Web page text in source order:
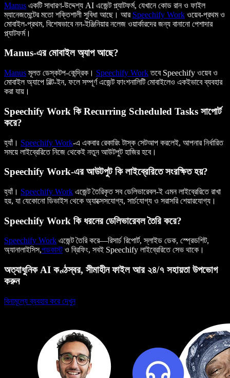
Manus একটি সাধারণ-উদ্দেশ্য AI এজেন্ট প্ল্যাটফর্ম, যেখানে কোড রান ও ফাইল
ম্যানেজমেন্টের মতো শক্তিশালী সুবিধা আছে। আর Speechify Work ওয়েব-প্রথম ও
মোবাইল-প্রথম, বিশেষভাবে নন-ইঞ্জিনিয়ার নলেজ ওয়ার্কারদের জন্য বানানো পেশাদার
প্ল্যাটফর্ম।
Manus-এর মোবাইল অ্যাপ আছে?
Manus মূলত ডেস্কটপ-কেন্দ্রিক। Speechify Workতবে Speechify ওয়েব ও
মোবাইল অ্যাপে বিল্ট-ইন, ফলে সম্পূর্ণ এজেন্ট ফাংশনালিটি মোবাইলেও একইভাবে ব্যবহার
করা যায়।
Speechify Work কি Recurring Scheduled Tasks সাপোর্ট
করে?
হ্যাঁ। Speechify Work-এ একবার রেকারিং টাস্ক সেটআপ করলেই, আপনার নির্ধারিত
সময়ে লাইব্রেরিতে নিজে থেকেই নতুন আউটপুট হাজির হবে।
Speechify Work-এর আউটপুট কি লাইব্রেরিতে সংরক্ষিত হয়?
হ্যাঁ। Speechify Work এজেন্ট তৈরিকৃত সব ডেলিভারেবল-ই এমন লাইব্রেরিতে রাখা
হয়, যা যেকোনো ডিভাইস থেকে অ্যাক্সেসযোগ্য, সার্চযোগ্য ও সরাসরি শেয়ারযোগ্য।
Speechify Work কি ধরনের ডেলিভারেবল তৈরি করে?
Speechify Work এজেন্ট তৈরি করে—রিসার্চ রিপোর্ট, স্লাইড ডেক, স্প্রেডশিট,
অ্যানালাইসিস,পডকাস্টও ব্রিফিং, সবই Speechify লাইব্রেরিতে সেভ থাকে।
অত্যাধুনিক AI কণ্ঠস্বর, সীমাহীন ফাইল আর ২৪/৭ সহায়তা উপভোগ
করুন
বিনামূল্যে ব্যবহার করে দেখুন